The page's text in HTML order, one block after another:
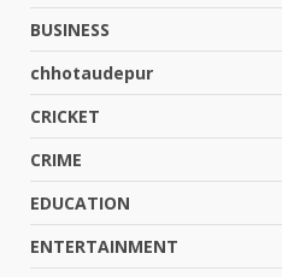
BUSINESS
chhotaudepur
CRICKET
CRIME
EDUCATION
ENTERTAINMENT